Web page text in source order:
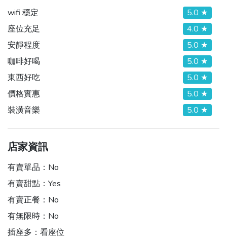
wifi 穩定
5.0 ★
座位充足
4.0 ★
安靜程度
5.0 ★
咖啡好喝
5.0 ★
東西好吃
5.0 ★
價格實惠
5.0 ★
裝潢音樂
5.0 ★
店家資訊
有賣單品： No
有賣甜點： Yes
有賣正餐： No
有無限時： No
插座多： 看座位